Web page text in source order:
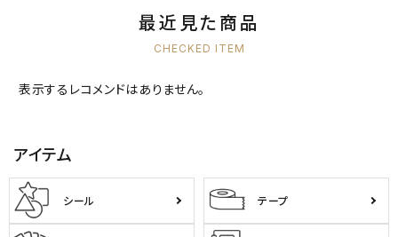
最近見た商品
CHECKED ITEM
表示するレコメンドはありません。
アイテム
シール テープ